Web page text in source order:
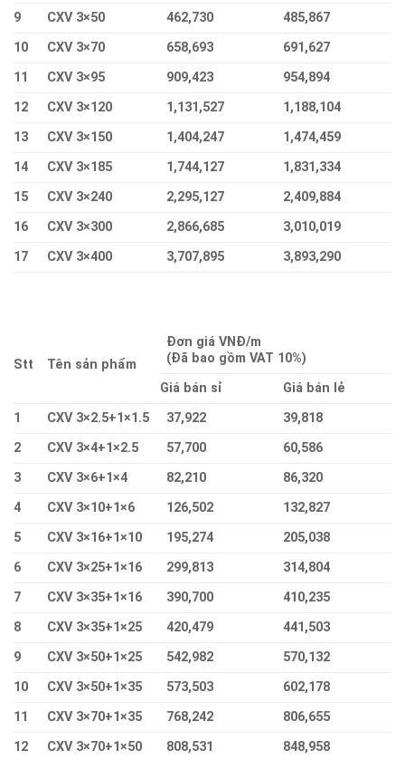
9
CXV 3×50 462,730
485,867
10
CXV 3×70 658,693
691,627
11
CXV 3×95 909,423
954,894
12
CXV 3×120 1,131,527
1,188,104
13
CXV 3×150 1,404,247
1,474,459
14
CXV 3×185 1,744,127
1,831,334
15
CXV 3×240 2,295,127
2,409,884
16
CXV 3×300 2,866,685
3,010,019
17
CXV 3×400 3,707,895 3,893,290
Stt Tên sản phẩm
Đơn giá VNĐ/m
(Đã bao gồm VAT 10%)
Giá bán sỉ
Giá bán lẻ
1
CXV 3×2.5+1×1.5 37,922
39,818
2
CXV 3×4+1×2.5 57,700
60,586
3
CXV 3×6+1×4 82,210
86,320
4
CXV 3×10+1×6 126,502
132,827
5
CXV 3×16+1×10 195,274
205,038
6
CXV 3×25+1×16 299,813
314,804
7
CXV 3×35+1×16 390,700
410,235
8
CXV 3×35+1×25 420,479
441,503
9
CXV 3×50+1×25 542,982
570,132
10
CXV 3×50+1×35 573,503
602,178
11
CXV 3×70+1×35 768,242
806,655
12
CXV 3×70+1×50 808,531
848,958